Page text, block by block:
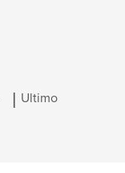
| Ultimo